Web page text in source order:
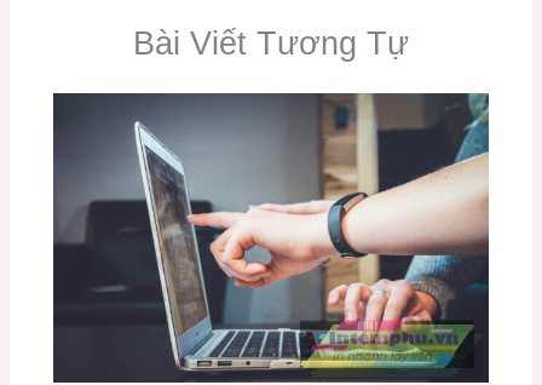
Bài Viết Tương Tự